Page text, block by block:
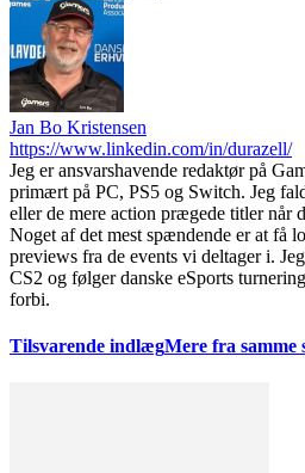
Jan Bo Kristensen
https://www.linkedin.com/in/durazell/
Jeg er ansvarshavende redaktør på
primært på PC, PS5 og Switch. Jeg
eller de mere action prægede titler når
Noget af det mest spændende er at få
previews fra de events vi deltager i.
CS2 og følger danske eSports
forbi.
Tilsvarende indlægMere fra samme